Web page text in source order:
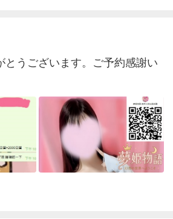
うございます。ご予約感謝い